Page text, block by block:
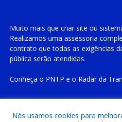
Muito mais que criar site ou
Realizamos uma assessoria
contrato que todas as exigências
pública serão atendidas.
Conheça o PNTP e o Radar da
Nós usamos cookies para